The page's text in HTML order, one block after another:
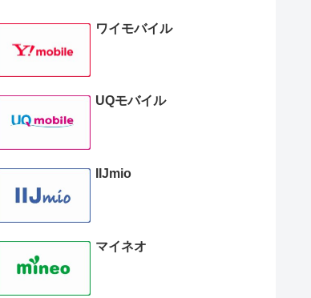
ワイモバイル
UQモバイル
IIJmio
マイネオ